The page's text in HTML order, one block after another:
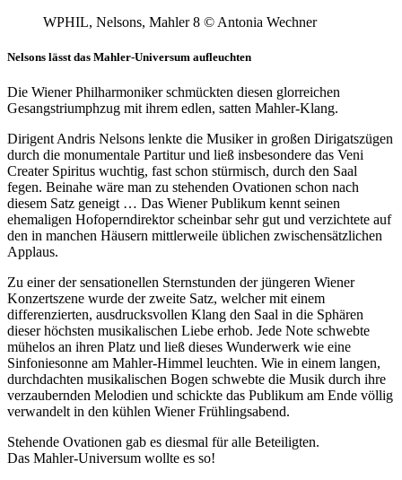
WPHIL, Nelsons, Mahler 8 © Antonia Wechner
Nelsons lässt das Mahler-Universum aufleuchten
Die Wiener Philharmoniker schmückten diesen glorreichen
Gesangstriumphzug mit ihrem edlen, satten Mahler-Klang.
Dirigent Andris Nelsons lenkte die Musiker in großen Dirigatszügen
durch die monumentale Partitur und ließ insbesondere das Veni
Creater Spiritus wuchtig, fast schon stürmisch, durch den Saal
fegen. Beinahe wäre man zu stehenden Ovationen schon nach
diesem Satz geneigt … Das Wiener Publikum kennt seinen
ehemaligen Hofoperndirektor scheinbar sehr gut und verzichtete auf
den in manchen Häusern mittlerweile üblichen zwischensätzlichen
Applaus.
Zu einer der sensationellen Sternstunden der jüngeren Wiener
Konzertszene wurde der zweite Satz, welcher mit einem
differenzierten, ausdrucksvollen Klang den Saal in die Sphären
dieser höchsten musikalischen Liebe erhob. Jede Note schwebte
mühelos an ihren Platz und ließ dieses Wunderwerk wie eine
Sinfoniesonne am Mahler-Himmel leuchten. Wie in einem langen,
durchdachten musikalischen Bogen schwebte die Musik durch ihre
verzaubernden Melodien und schickte das Publikum am Ende völlig
verwandelt in den kühlen Wiener Frühlingsabend.
Stehende Ovationen gab es diesmal für alle Beteiligten.
Das Mahler-Universum wollte es so!